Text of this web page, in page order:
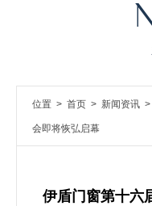
位置 > 首页 > 新闻资讯 >
会即将恢弘启幕
伊盾门窗第十六